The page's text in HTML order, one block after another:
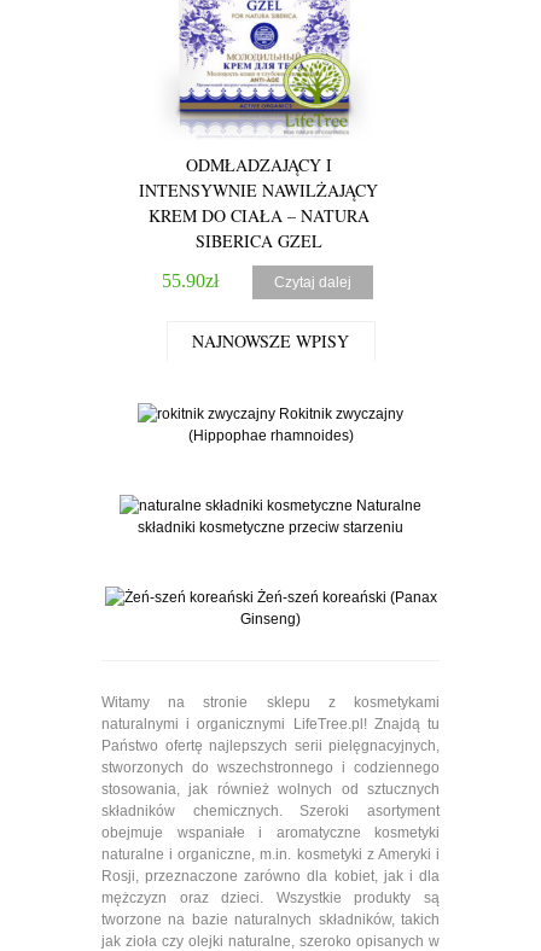
ODMŁADZAJĄCY I
INTENSYWNIE NAWILŻAJĄCY
KREM DO CIAŁA – NATURA
SIBERICA GZEL
55.90zł Czytaj dalej
NAJNOWSZE WPISY
Rokitnik zwyczajny
(Hippophae rhamnoides)
Naturalne
składniki kosmetyczne przeciw starzeniu
Żeń-szeń koreański (Panax
Ginseng)
Witamy na stronie sklepu z kosmetykami
naturalnymi i organicznymi LifeTree.pl! Znajdą tu
Państwo ofertę najlepszych serii pielęgnacyjnych,
stworzonych do wszechstronnego i codziennego
stosowania, jak również wolnych od sztucznych
składników chemicznych. Szeroki asortyment
obejmuje wspaniałe i aromatyczne kosmetyki
naturalne i organiczne, m.in. kosmetyki z Ameryki i
Rosji, przeznaczone zarówno dla kobiet, jak i dla
mężczyzn oraz dzieci. Wszystkie produkty są
tworzone na bazie naturalnych składników, takich
jak zioła czy olejki naturalne, szeroko opisanych w